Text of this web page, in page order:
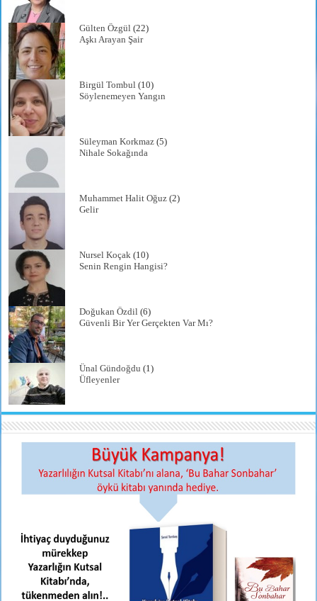
Gülten Özgül (22)
Aşkı Arayan Şair
Birgül Tombul (10)
Söylenemeyen Yangın
Süleyman Korkmaz (5)
Nihale Sokağında
Muhammet Halit Oğuz (2)
Gelir
Nursel Koçak (10)
Senin Rengin Hangisi?
Doğukan Özdil (6)
Güvenli Bir Yer Gerçekten Var Mı?
Ünal Gündoğdu (1)
Üfleyenler